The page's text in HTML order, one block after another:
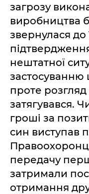
загрозу
виробництва
звернулася
нештатної
застосуванню
проте
затягувався.
гроші за
син виступав
передачу
затримали
отримання